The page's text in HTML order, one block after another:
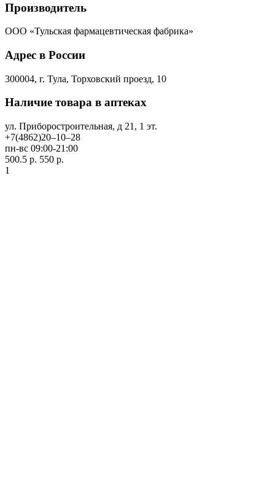
Производитель
ООО «Тульская фармацевтическая фабрика»
Адрес в России
300004, г. Тула, Торховский проезд, 10
Наличие товара в аптеках
ул. Приборостроительная, д 21, 1 эт.
+7(4862)20‒10‒28
пн-вс 09:00-21:00
500.5 р. 550 р.
1